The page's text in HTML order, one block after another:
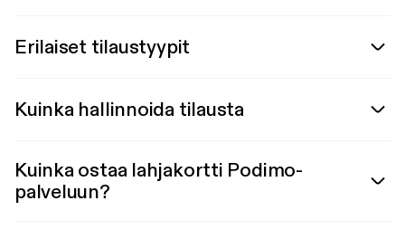
Erilaiset tilaustyypit
Kuinka hallinnoida tilausta
Kuinka ostaa lahjakortti Podimo-
palveluun?